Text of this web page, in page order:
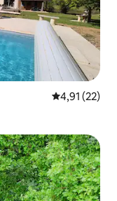
4,91 ud af 5
4,91 (22)